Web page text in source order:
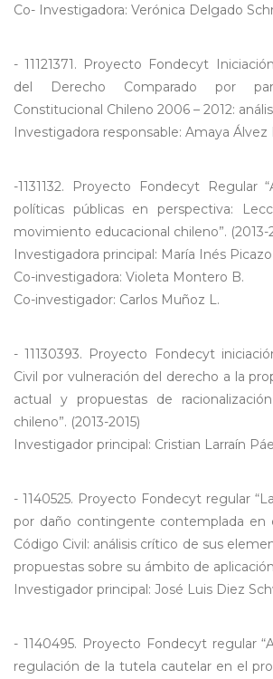
Co- Investigadora: Verónica Delgado
- 11121371. Proyecto Fondecyt
del Derecho Comparado por
Constitucional Chileno 2006 – 2012:
Investigadora responsable: Amaya Álvez
-1131132. Proyecto Fondecyt Regular
políticas públicas en perspectiva:
movimiento educacional chileno”. (2013-
Investigadora principal: María Inés Picazo
Co-investigadora: Violeta Montero B.
Co-investigador: Carlos Muñoz L.
- 11130393. Proyecto Fondecyt
Civil por vulneración del derecho a la
actual y propuestas de
chileno”. (2013-2015)
Investigador principal: Cristian Larraín
- 1140525. Proyecto Fondecyt regular
por daño contingente contemplada en
Código Civil: análisis crítico de sus
propuestas sobre su ámbito de
Investigador principal: José Luis Diez
- 1140495. Proyecto Fondecyt regular
regulación de la tutela cautelar en el